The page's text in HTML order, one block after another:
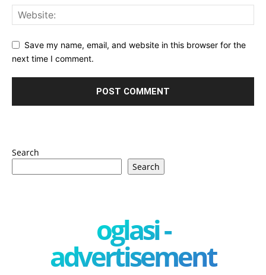
Save my name, email, and website in this browser for the
next time I comment.
Search
Search
oglasi -
advertisement